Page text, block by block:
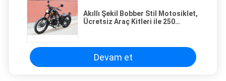
Akıllı Şekil Bobber Stil Motosiklet,
Ücretsiz Araç Kitleri ile 250
Devam et